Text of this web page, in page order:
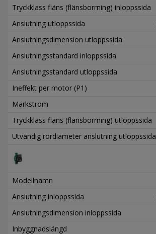
Tryckklass fläns (flänsborrning) inloppssida
Anslutning utloppssida
Anslutningsdimension utloppssida
Anslutningsstandard inloppssida
Anslutningsstandard utloppssida
Ineffekt per motor (P1)
Märkström
Tryckklass fläns (flänsborrning) utloppssida
Utvändig rördiameter anslutning utloppssida
Modellnamn
Anslutning inloppssida
Anslutningsdimension inloppssida
Inbyggnadslängd